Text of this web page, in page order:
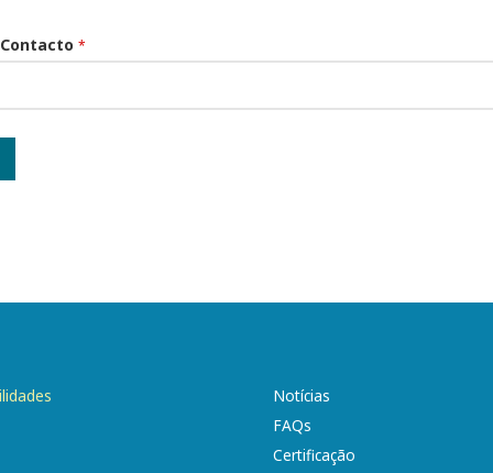
*
Notícias
FAQs
Certificação